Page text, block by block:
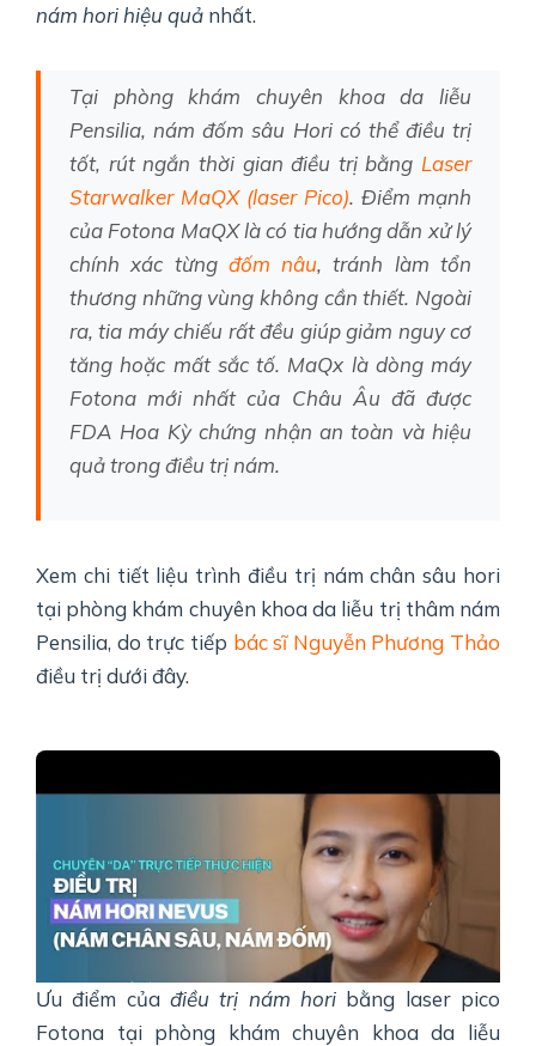
nám hori hiệu quả nhất.
Tại phòng khám chuyên khoa da liễu
Pensilia, nám đốm sâu Hori có thể điều trị
tốt, rút ​​ngắn thời gian điều trị bằng Laser
Starwalker MaQX (laser Pico). Điểm mạnh
của Fotona MaQX là có tia hướng dẫn xử lý
chính xác từng đốm nâu, tránh làm tổn
thương những vùng không cần thiết. Ngoài
ra, tia máy chiếu rất đều giúp giảm nguy cơ
tăng hoặc mất sắc tố. MaQx là dòng máy
Fotona mới nhất của Châu Âu đã được
FDA Hoa Kỳ chứng nhận an toàn và hiệu
quả trongđiều trị nám.
Xem chi tiết liệu trình điều trị nám chân sâu hori
tại phòng khám chuyên khoa da liễu trị thâm nám
Pensilia, do trực tiếp bác sĩ Nguyễn Phương Thảo
điều trị dưới đây.
Ưu điểm của điều trị nám hori bằng laser pico
Fotona tại phòng khám chuyên khoa da liễu